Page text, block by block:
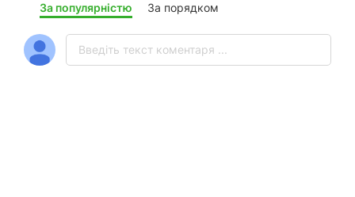
За популярністю За порядком